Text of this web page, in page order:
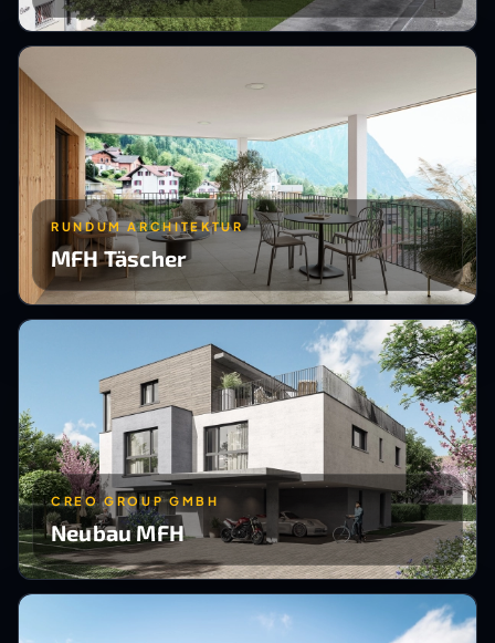
RUNDUM ARCHITEKTUR
MFH Täscher
CREO GROUP GMBH
Neubau MFH